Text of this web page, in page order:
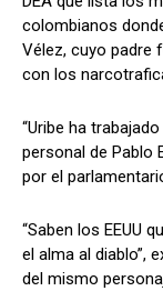
colombianos
Vélez, cuyo padre
con los
“Uribe ha
personal de Pablo
por el
“Saben los EEUU
el alma al diablo”,
del mismo